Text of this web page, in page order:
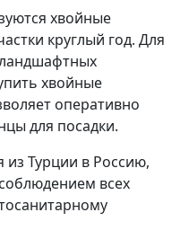
хвойные
круглый год. Для
хвойные
оперативно
для посадки.
из Турции в Россию,
всех